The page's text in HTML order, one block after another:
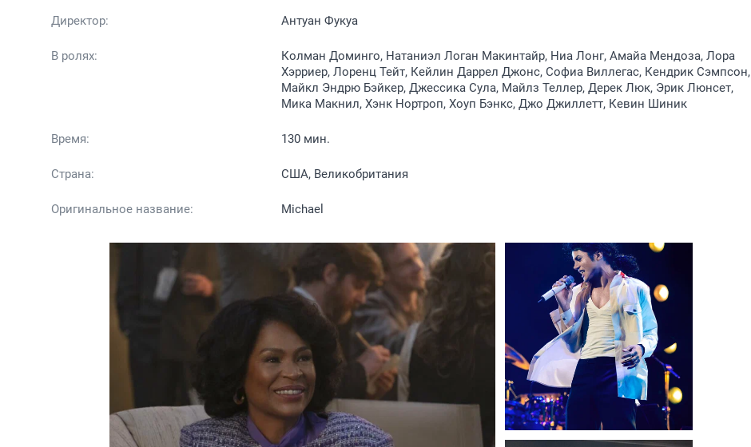
Директор: Антуан Фукуа
В ролях:
Колман Доминго, Натаниэл Логан Макинтайр, Ниа Лонг, Амайа Мендоза, Лора
Хэрриер, Лоренц Тейт, Кейлин Даррел Джонс, Софиа Виллегас, Кендрик Сэмпсон,
Майкл Эндрю Бэйкер, Джессика Сула, Майлз Теллер, Дерек Люк, Эрик Люнсет,
Мика Макнил, Хэнк Нортроп, Хоуп Бэнкс, Джо Джиллетт, Кевин Шиник
Время: 130 мин.
Страна: США, Великобритания
Оригинальное название: Michael